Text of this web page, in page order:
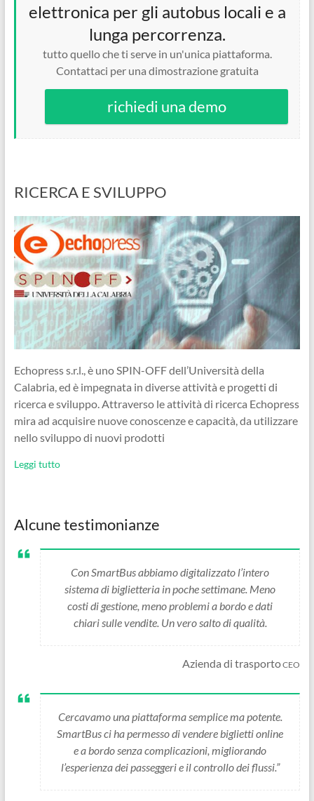
elettronica per gli autobus locali e a
lunga percorrenza.
tutto quello che ti serve in un'unica piattaforma.
Contattaci per una dimostrazione gratuita
richiedi una demo
RICERCA E SVILUPPO
Echopress s.r.l., è uno SPIN-OFF dell’Università della
Calabria, ed è impegnata in diverse attività e progetti di
ricerca e sviluppo. Attraverso le attività di ricerca Echopress
mira ad acquisire nuove conoscenze e capacità, da utilizzare
nello sviluppo di nuovi prodotti
Leggi tutto
Alcune testimonianze
Con SmartBus abbiamo digitalizzato l’intero
sistema di biglietteria in poche settimane. Meno
costi di gestione, meno problemi a bordo e dati
chiari sulle vendite. Un vero salto di qualità.
Azienda di trasportoCEO
Cercavamo una piattaforma semplice ma potente.
SmartBus ci ha permesso di vendere biglietti online
e a bordo senza complicazioni, migliorando
l’esperienza dei passeggeri e il controllo dei flussi.”